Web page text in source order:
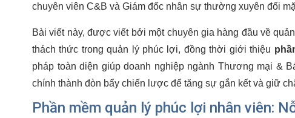
chuyên viên C&B và Giám đốc nhân sự thường xuyên đối
Bài viết này, được viết bởi một chuyên gia hàng đầu về
thách thức trong quản lý phúc lợi, đồng thời giới thiệu
pháp toàn diện giúp doanh nghiệp ngành Thương mại &
chính thành đòn bẩy chiến lược để tăng sự gắn kết và giữ
Phần mềm quản lý phúc lợi nhân viên: